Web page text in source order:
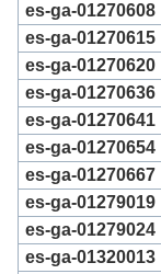
es-ga-01270608
es-ga-01270615
es-ga-01270620
es-ga-01270636
es-ga-01270641
es-ga-01270654
es-ga-01270667
es-ga-01279019
es-ga-01279024
es-ga-01320013